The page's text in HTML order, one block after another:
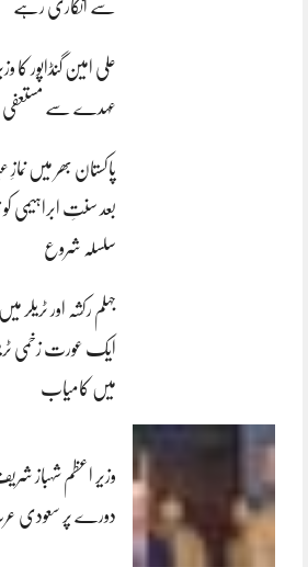
سے انکاری رہے
علی امین گنڈاپور کا
عہدے سے مستعفی
پاکستان بھر میں
بعد سنتِ ابراہیمی
سلسلہ شروع
جہلم رکشہ اور ٹریلر
ایک عورت زخمی
میں کامیاب
وزیر اعظم شہباز
دورے پر سعودی